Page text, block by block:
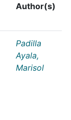
Author(s)
Padilla
Ayala,
Marisol